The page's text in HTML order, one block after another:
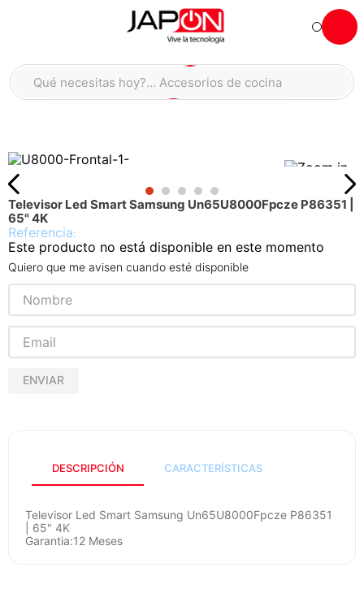
Hola... qué necesitas hoy?
Qué necesitas hoy?... Accesorios de cocina
Televisor Led Smart Samsung Un65U8000Fpcze P86351 |
65" 4K
:
Este producto no está disponible en este momento
Quiero que me avisen cuando esté disponible
ENVIAR
DESCRIPCIÓN CARACTERÍSTICAS
Televisor Led Smart Samsung Un65U8000Fpcze P86351
| 65" 4K
Garantia:12 Meses
3. lavadora
4. scooter
5. england sound parlantes
celular
8.
9. congelador